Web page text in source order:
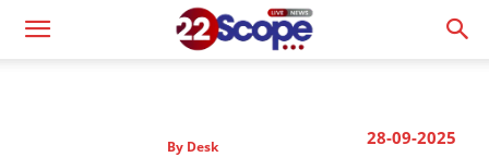
28-09-2025
By Desk